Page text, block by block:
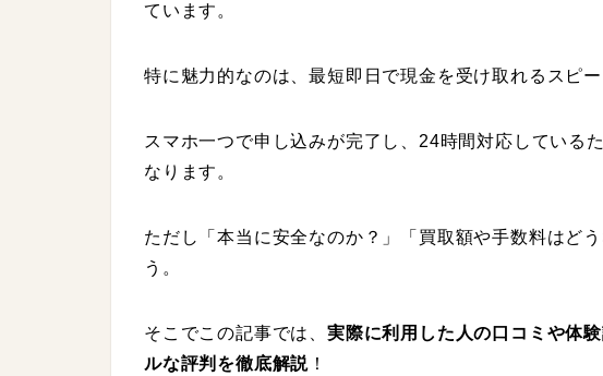
ています。
特に魅力的なのは、最短即日で現金を受け取れるスピー
スマホ一つで申し込みが完了し、24時間対応している
なります。
ただし「本当に安全なのか？」「買取額や手数料はど
う。
そこでこの記事では、 実際に利用した人の口コミや体
ルな評判を徹底解説 ！